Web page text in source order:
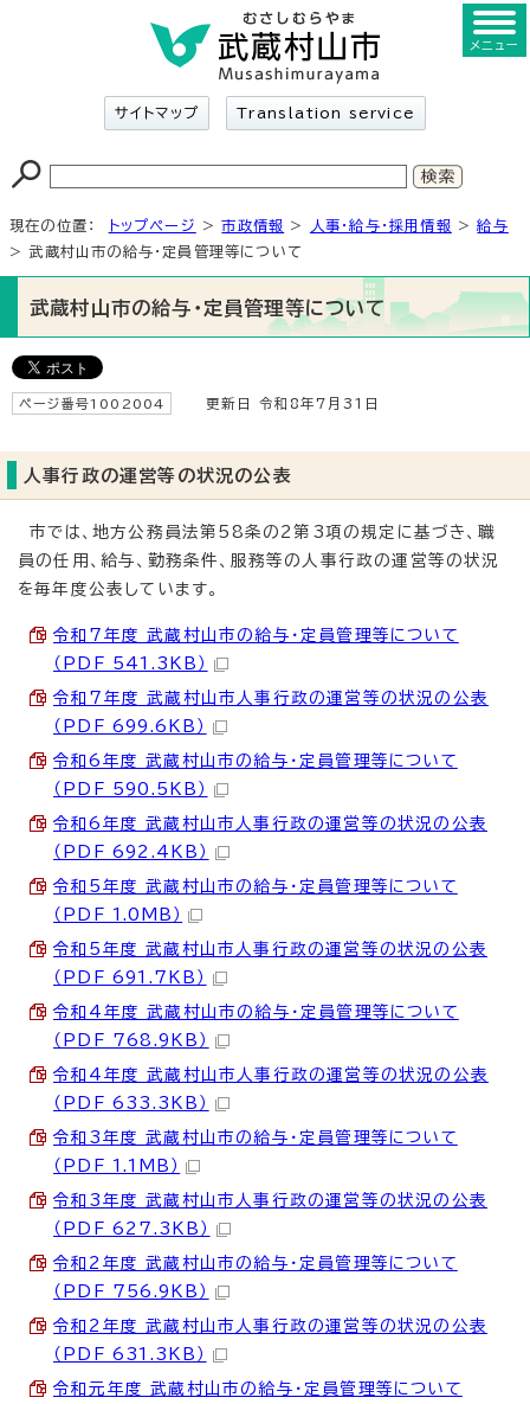
サイトマップ Translation service
メニュー
現在の位置： トップページ >市政情報 > 人事・給与・採用情報 >給与
> 武蔵村山市の給与・定員管理等について
武蔵村山市の給与・定員管理等について
ページ番号1002004 更新日 令和8年7月31日
人事行政の運営等の状況の公表
市では、地方公務員法第58条の2第3項の規定に基づき、職
員の任用、給与、勤務条件、服務等の人事行政の運営等の状況
を毎年度公表しています。
令和7年度 武蔵村山市の給与・定員管理等について
（PDF 541.3KB）
令和7年度 武蔵村山市人事行政の運営等の状況の公表
（PDF 699.6KB）
令和6年度 武蔵村山市の給与・定員管理等について
（PDF 590.5KB）
令和6年度 武蔵村山市人事行政の運営等の状況の公表
（PDF 692.4KB）
令和5年度 武蔵村山市の給与・定員管理等について
（PDF 1.0MB）
令和5年度 武蔵村山市人事行政の運営等の状況の公表
（PDF 691.7KB）
令和4年度 武蔵村山市の給与・定員管理等について
（PDF 768.9KB）
令和4年度 武蔵村山市人事行政の運営等の状況の公表
（PDF 633.3KB）
令和3年度 武蔵村山市の給与・定員管理等について
（PDF 1.1MB）
令和3年度 武蔵村山市人事行政の運営等の状況の公表
（PDF 627.3KB）
令和2年度 武蔵村山市の給与・定員管理等について
（PDF 756.9KB）
令和2年度 武蔵村山市人事行政の運営等の状況の公表
（PDF 631.3KB）
令和元年度 武蔵村山市の給与・定員管理等について